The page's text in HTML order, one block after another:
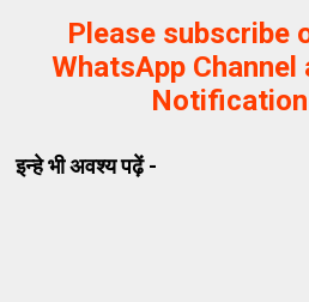
Please subscribe
WhatsApp
इन्हे भी अवश्य पढ़ें -